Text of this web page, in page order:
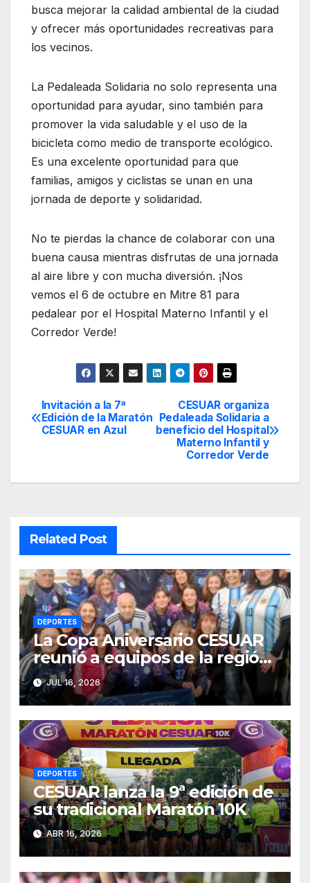
busca mejorar la calidad ambiental de la ciudad
y ofrecer más oportunidades recreativas para
los vecinos.
La Pedaleada Solidaria no solo representa una
oportunidad para ayudar, sino también para
promover la vida saludable y el uso de la
bicicleta como medio de transporte ecológico.
Es una excelente oportunidad para que
familias, amigos y ciclistas se unan en una
jornada de deporte y solidaridad.
No te pierdas la chance de colaborar con una
buena causa mientras disfrutas de una jornada
al aire libre y con mucha diversión. ¡Nos
vemos el 6 de octubre en Mitre 81 para
pedalear por el Hospital Materno Infantil y el
Corredor Verde!
Navegación
de
CESUAR organiza
Pedaleada Solidaria a
beneficio del Hospital
Materno Infantil y
Corredor Verde
Invitación a la 7ª
Edición de la Maratón
CESUAR en Azul
Related Post
DEPORTES
La Copa Aniversario CESUAR
reunió a equipos de la región
en una jornada de newcom y
camaradería
JUL 16, 2026
DEPORTES
CESUAR lanza la 9ª edición de
su tradicional Maratón 10K
ABR 16, 2026